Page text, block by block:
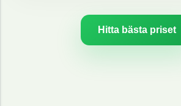
Hitta bästa priset